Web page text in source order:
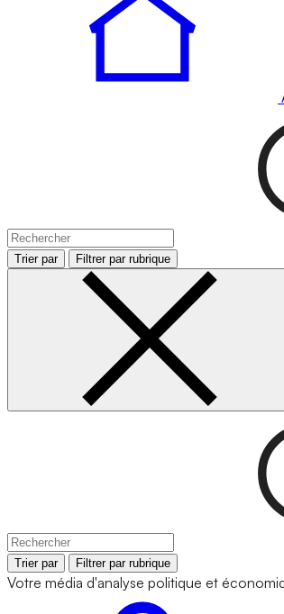
Trier par Filtrer par rubrique
Trier par Filtrer par rubrique
Votre média d'analyse politique et